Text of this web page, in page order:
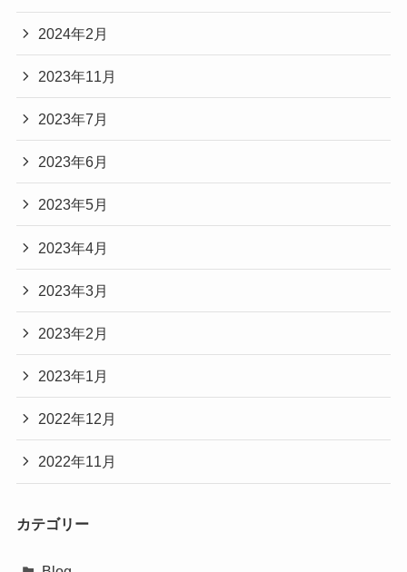
2024年2月
2023年11月
2023年7月
2023年6月
2023年5月
2023年4月
2023年3月
2023年2月
2023年1月
2022年12月
2022年11月
カテゴリー